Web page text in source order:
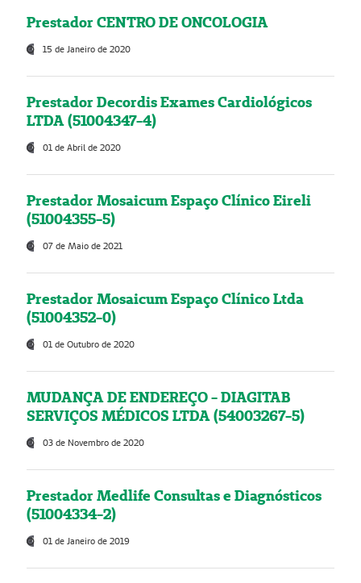
Prestador CENTRO DE ONCOLOGIA
15 de Janeiro de 2020
Prestador Decordis Exames Cardiológicos
LTDA (51004347-4)
01 de Abril de 2020
Prestador Mosaicum Espaço Clínico Eireli
(51004355-5)
07 de Maio de 2021
Prestador Mosaicum Espaço Clínico Ltda
(51004352-0)
01 de Outubro de 2020
MUDANÇA DE ENDEREÇO - DIAGITAB
SERVIÇOS MÉDICOS LTDA (54003267-5)
03 de Novembro de 2020
Prestador Medlife Consultas e Diagnósticos
(51004334-2)
01 de Janeiro de 2019